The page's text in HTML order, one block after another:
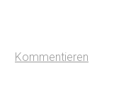
Kommentieren